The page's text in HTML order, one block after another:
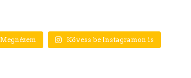
Megnézem Kövess be Instagramon is